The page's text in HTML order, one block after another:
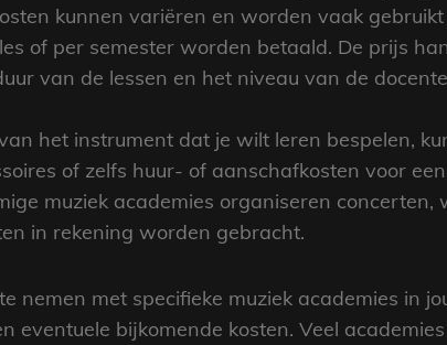
kunnen variëren en worden vaak
of per semester worden betaald. De prijs
van de lessen en het niveau van de
het instrument dat je wilt leren bespelen,
of zelfs huur- of aanschafkosten voor
muziek academies organiseren
in rekening worden gebracht.
nemen met specifieke muziek academies in
eventuele bijkomende kosten. Veel